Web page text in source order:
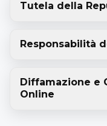
Tutela della
Responsabilità
Diffamazione e
Online